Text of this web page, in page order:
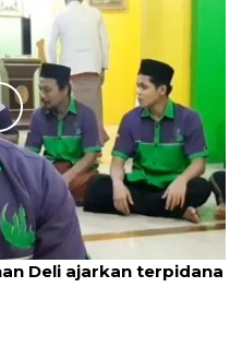
Deli ajarkan terpidana